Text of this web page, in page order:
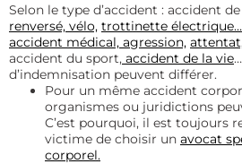
Selon le type d’accident : accident
renversé, vélo, trottinette électrique…
accident médical, agression,
accident du sport, accident de la vie
d’indemnisation peuvent différer.
Pour un même accident
organismes ou juridictions
C’est pourquoi, il est toujours
victime de choisir un avocat
corporel.